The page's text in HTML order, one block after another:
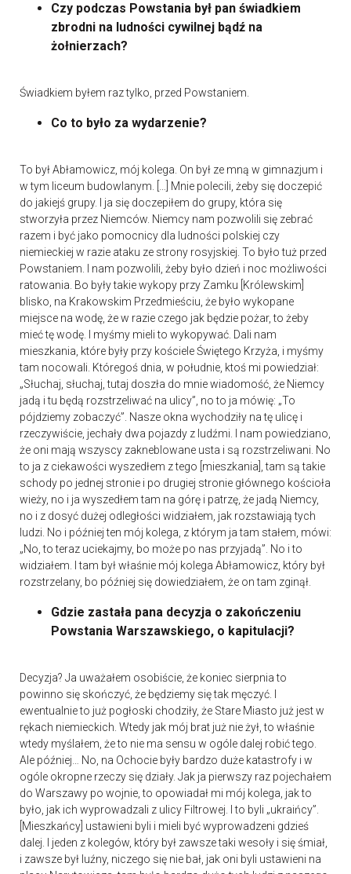
Czy podczas Powstania był pan świadkiem
zbrodni na ludności cywilnej bądź na
żołnierzach?
Świadkiem byłem raz tylko, przed Powstaniem.
Co to było za wydarzenie?
To był Abłamowicz, mój kolega. On był ze mną w gimnazjum i
w tym liceum budowlanym. […] Mnie polecili, żeby się doczepić
do jakiejś grupy. I ja się doczepiłem do grupy, która się
stworzyła przez Niemców. Niemcy nam pozwolili się zebrać
razem i być jako pomocnicy dla ludności polskiej czy
niemieckiej w razie ataku ze strony rosyjskiej. To było tuż przed
Powstaniem. I nam pozwolili, żeby było dzień i noc możliwości
ratowania. Bo były takie wykopy przy Zamku [Królewskim]
blisko, na Krakowskim Przedmieściu, że było wykopane
miejsce na wodę, że w razie czego jak będzie pożar, to żeby
mieć tę wodę. I myśmy mieli to wykopywać. Dali nam
mieszkania, które były przy kościele Świętego Krzyża, i myśmy
tam nocowali. Któregoś dnia, w południe, ktoś mi powiedział:
„Słuchaj, słuchaj, tutaj doszła do mnie wiadomość, że Niemcy
jadą i tu będą rozstrzeliwać na ulicy”, no to ja mówię: „To
pójdziemy zobaczyć”. Nasze okna wychodziły na tę ulicę i
rzeczywiście, jechały dwa pojazdy z ludźmi. I nam powiedziano,
że oni mają wszyscy zakneblowane usta i są rozstrzeliwani. No
to ja z ciekawości wyszedłem z tego [mieszkania], tam są takie
schody po jednej stronie i po drugiej stronie głównego kościoła
wieży, no i ja wyszedłem tam na górę i patrzę, że jadą Niemcy,
no i z dosyć dużej odległości widziałem, jak rozstawiają tych
ludzi. No i później ten mój kolega, z którym ja tam stałem, mówi:
„No, to teraz uciekajmy, bo może po nas przyjadą”. No i to
widziałem. I tam był właśnie mój kolega Abłamowicz, który był
rozstrzelany, bo później się dowiedziałem, że on tam zginął.
Gdzie zastała pana decyzja o zakończeniu
Powstania Warszawskiego, o kapitulacji?
Decyzja? Ja uważałem osobiście, że koniec sierpnia to
powinno się skończyć, że będziemy się tak męczyć. I
ewentualnie to już pogłoski chodziły, że Stare Miasto już jest w
rękach niemieckich. Wtedy jak mój brat już nie żył, to właśnie
wtedy myślałem, że to nie ma sensu w ogóle dalej robić tego.
Ale później… No, na Ochocie były bardzo duże katastrofy i w
ogóle okropne rzeczy się działy. Jak ja pierwszy raz pojechałem
do Warszawy po wojnie, to opowiadał mi mój kolega, jak to
było, jak ich wyprowadzali z ulicy Filtrowej. I to byli „ukraińcy”.
[Mieszkańcy] ustawieni byli i mieli być wyprowadzeni gdzieś
dalej. I jeden z kolegów, który był zawsze taki wesoły i się śmiał,
i zawsze był luźny, niczego się nie bał, jak oni byli ustawieni na